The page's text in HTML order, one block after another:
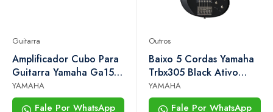
Guitarra
Amplificador Cubo Para
Guitarra Yamaha Ga15ii
15w Rms Preto
YAMAHA
Fale Por WhatsApp
Outros
Baixo 5 Cordas Yamaha
Trbx305 Black Ativo
Performance eq
YAMAHA
Fale Por WhatsApp